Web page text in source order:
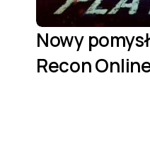
Nowy
Recon